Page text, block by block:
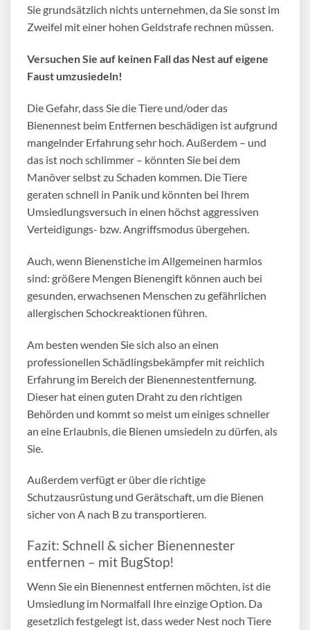
Sie grundsätzlich nichts unternehmen, da Sie sonst im
Zweifel mit einer hohen Geldstrafe rechnen müssen.
Versuchen Sie auf keinen Fall das Nest auf eigene
Faust umzusiedeln!
Die Gefahr, dass Sie die Tiere und/oder das
Bienennest beim Entfernen beschädigen ist aufgrund
mangelnder Erfahrung sehr hoch. Außerdem – und
das ist noch schlimmer – könnten Sie bei dem
Manöver selbst zu Schaden kommen. Die Tiere
geraten schnell in Panik und könnten bei Ihrem
Umsiedlungsversuch in einen höchst aggressiven
Verteidigungs- bzw. Angriffsmodus übergehen.
Auch, wenn Bienenstiche im Allgemeinen harmlos
sind: größere Mengen Bienengift können auch bei
gesunden, erwachsenen Menschen zu gefährlichen
allergischen Schockreaktionen führen.
Am besten wenden Sie sich also an einen
professionellen Schädlingsbekämpfer mit reichlich
Erfahrung im Bereich der Bienennestentfernung.
Dieser hat einen guten Draht zu den richtigen
Behörden und kommt so meist um einiges schneller
an eine Erlaubnis, die Bienen umsiedeln zu dürfen, als
Sie.
Außerdem verfügt er über die richtige
Schutzausrüstung und Gerätschaft, um die Bienen
sicher von A nach B zu transportieren.
Fazit: Schnell & sicher Bienennester
entfernen – mit BugStop!
Wenn Sie ein Bienennest entfernen möchten, ist die
Umsiedlung im Normalfall Ihre einzige Option. Da
gesetzlich festgelegt ist, dass weder Nest noch Tiere